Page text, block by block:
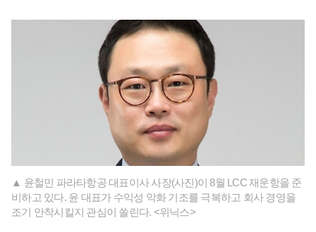
▲ 윤철민 파라타항공 대표이사 사장(사진)이 8월 LCC 재운항을 준
비하고 있다. 윤 대표가 수익성 악화 기조를 극복하고 회사 경영을
조기 안착시킬지 관심이 쏠린다. <위닉스>